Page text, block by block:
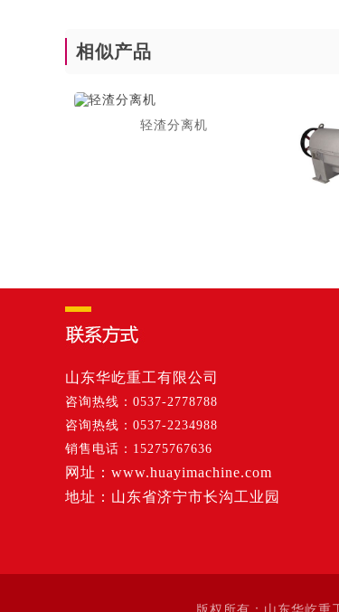
相似产品
轻渣分离机
山东华屹重工有限公司
咨询热线：0537-2778788
咨询热线：0537-2234988
销售电话：15275767636
网址：www.huayimachine.com
地址：山东省济宁市长沟工业园